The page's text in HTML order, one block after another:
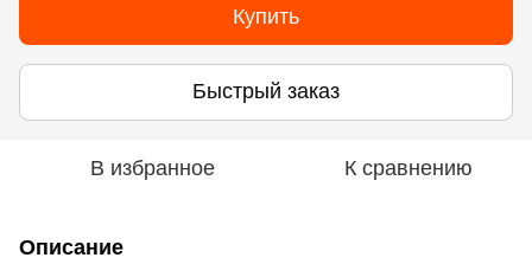
Купить
Быстрый заказ
В избранное К сравнению
Описание